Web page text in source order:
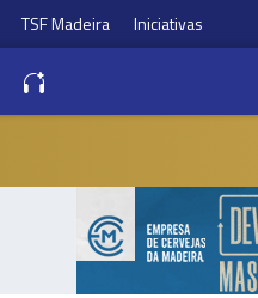
TSF Madeira Iniciativas